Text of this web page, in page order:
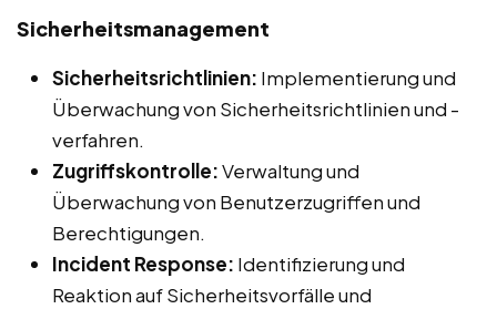
Sicherheitsmanagement
Sicherheitsrichtlinien: Implementierung und
Überwachung von Sicherheitsrichtlinien und -
verfahren.
Zugriffskontrolle:Verwaltung und
Überwachung von Benutzerzugriffen und
Berechtigungen.
Incident Response: Identifizierung und
Reaktion auf Sicherheitsvorfälle und